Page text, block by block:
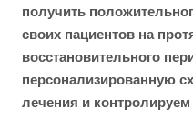
получить
своих пациентов на
восстановительного
персонализированную
лечения и